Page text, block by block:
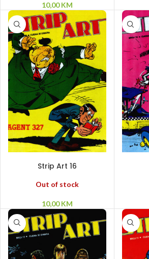
10,00KM
Strip Art 16
Out of stock
10,00KM